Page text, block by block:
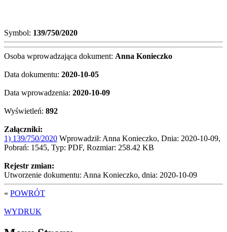
Symbol: 139/750/2020
Osoba wprowadzająca dokument: Anna Konieczko
Data dokumentu: 2020-10-05
Data wprowadzenia: 2020-10-09
Wyświetleń: 892
Załączniki:
1) 139/750/2020 Wprowadził: Anna Konieczko, Dnia: 2020-10-09,
Pobrań: 1545, Typ: PDF, Rozmiar: 258.42 KB
Rejestr zmian:
Utworzenie dokumentu: Anna Konieczko, dnia: 2020-10-09
« POWRÓT
WYDRUK